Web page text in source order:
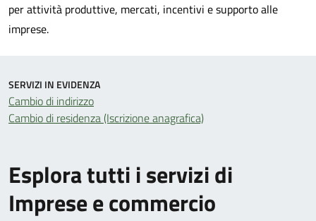
per attività produttive, mercati, incentivi e supporto alle
imprese.
Esplora tutti i servizi di
Imprese e commercio
SERVIZI IN EVIDENZA
Cambio di indirizzo
Cambio di residenza (Iscrizione anagrafica)